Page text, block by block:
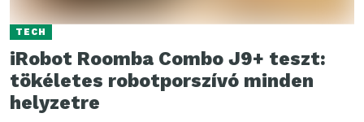
TECH
iRobot Roomba Combo J9+ teszt:
tökéletes robotporszívó minden
helyzetre